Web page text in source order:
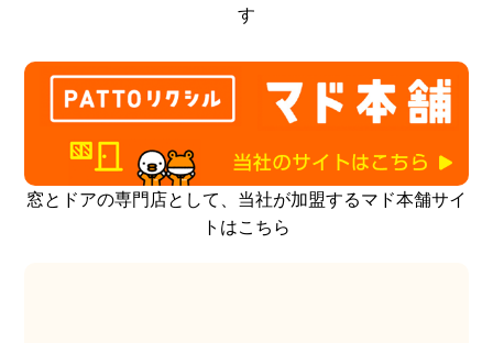
す
窓とドアの専門店として、当社が加盟するマド本舗サイ
トはこちら